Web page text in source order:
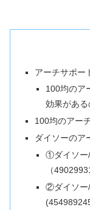
アーチサポー
100均のア
効果がある
100均のアー
ダイソーのア
①ダイソー
（
②ダイソー